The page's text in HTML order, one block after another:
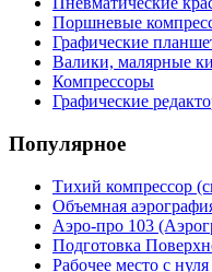
Поршневые
Графические
Валики, малярные
Компрессоры
Графические
Популярное
Тихий компрессор
Объемная
Аэро-про 103
Подготовка
Рабочее место с нуля